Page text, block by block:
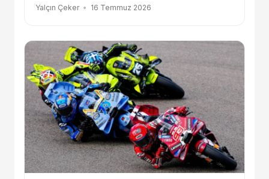
çalışıyorum”
Yalçın Çeker 16 Temmuz 2026